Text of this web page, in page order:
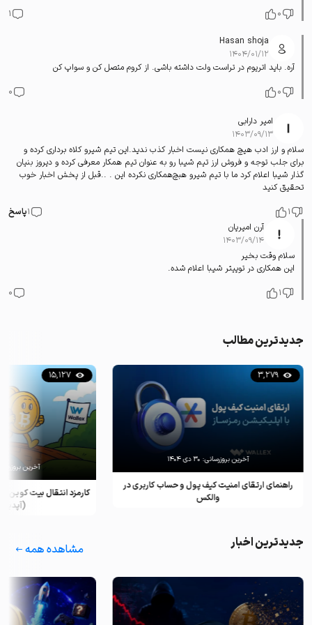
0
1
Hasan shoja
۱۴۰۴/۰۱/۱۲
آره. باید اتریوم در تراست ولت داشته باشی. از کروم متصل کن و سواپ کن
0
0
امیر دارابی
۱۴۰۳/۰۹/۱۳
سلام و ارز ادب هیچ همکاری نیست اخبار کذب ندید.این تیم شیرو‌ کلاه برداری کرده و
برای جلب توجه و فروش ارز تیم شیبا رو به عنوان تیم همکار معرفی کرده و دیروز بنیان
گذار شیبا اعلام کرد ما با تیم شیرو‌ هبچ‌همکاری نکرده این . ..قبل از پخش اخبار خوب
تحقیق کنید
1
1پاسخ
آرن امیریان
۱۴۰۳/۰۹/۱۴
سلام وقت بخیر
این همکاری در توییتر شیبا اعلام شده.
1
0
جدیدترین مطالب
راهنمای ارتقای امنیت کیف پول و حساب کاربری در
والکس
3,279
آخرین بروزرسانی: ۳۰ دی ۱۴۰۴
کارمزد انتقال بیت کوین
(آپدیت
15,127
آخرین
جدیدترین اخبار مشاهده همه